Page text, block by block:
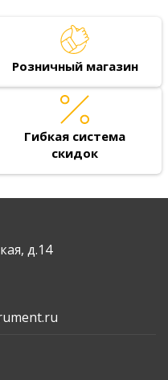
Розничный магазин
Гибкая система
скидок
д.14